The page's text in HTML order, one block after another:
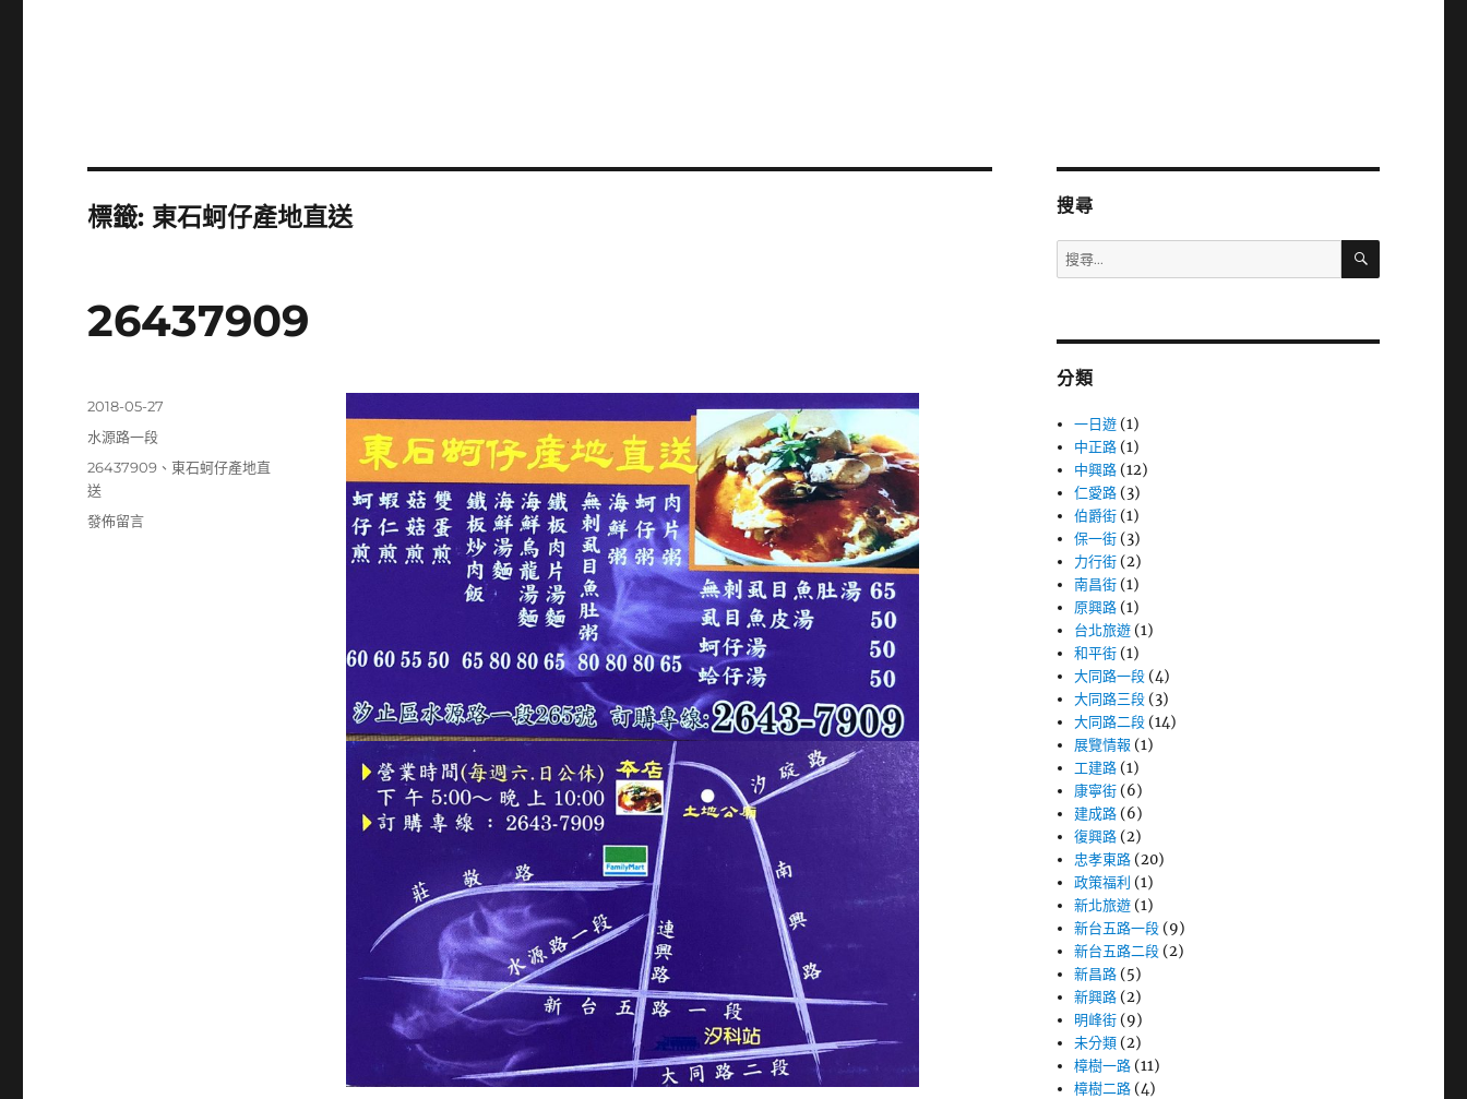
標籤: 東石蚵仔產地直送
26437909
發
佈
期:
2018-05-27
分
水源路一段
標
籤
26437909 、 東石蚵仔產地直
送
在
發佈留言
搜尋
搜
尋
字:
搜
分類
一日遊 (1)
中正路 (1)
中興路 (12)
仁愛路 (3)
伯爵街 (1)
保一街 (3)
力行街 (2)
南昌街 (1)
原興路 (1)
台北旅遊 (1)
和平街 (1)
大同路一段 (4)
大同路三段 (3)
大同路二段 (14)
展覽情報 (1)
工建路 (1)
康寧街 (6)
建成路 (6)
復興路 (2)
忠孝東路 (20)
政策福利 (1)
新北旅遊 (1)
新台五路一段 (9)
新台五路二段 (2)
新昌路 (5)
新興路 (2)
明峰街 (9)
未分類 (2)
樟樹一路 (11)
樟樹二路 (4)